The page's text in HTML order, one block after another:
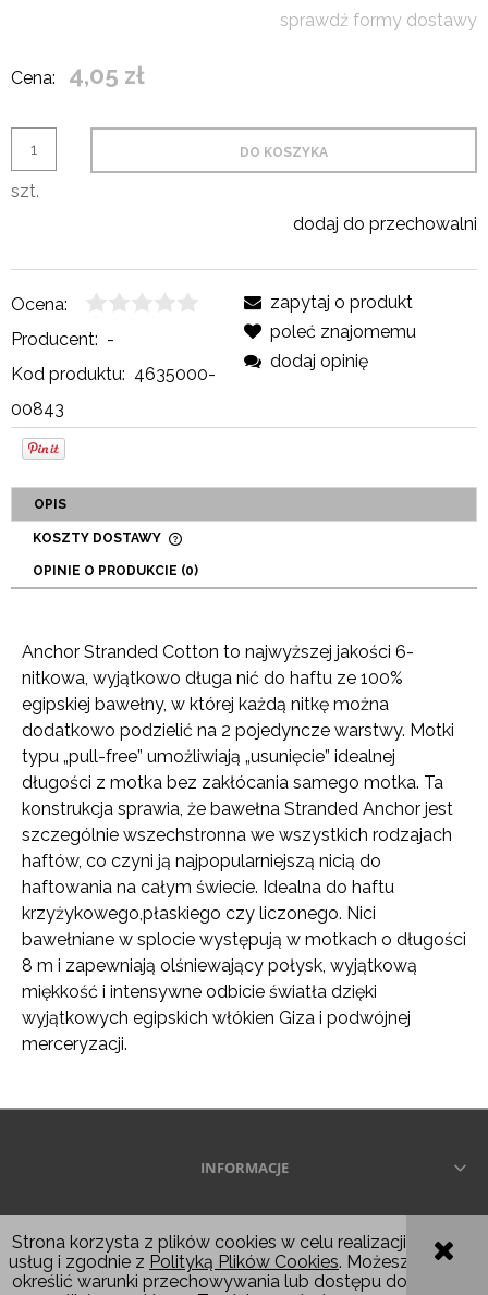
Strona korzysta z plików cookies w celu realizacji
usług i zgodnie z Polityką Plików Cookies. Możesz
określić warunki przechowywania lub dostępu do
sprawdź formy dostawy
Cena: 4,05 zł
szt.
DO KOSZYKA
dodaj do przechowalni
Ocena:
Producent: -
Kod produktu: 4635000-
00843
zapytaj o produkt
poleć znajomemu
dodaj opinię
OPIS
KOSZTY DOSTAWY
PŁATNOŚCI
OPINIE O PRODUKCIE (0)
Anchor Stranded Cotton to najwyższej jakości 6-
nitkowa, wyjątkowo długa nić do haftu ze 100%
egipskiej bawełny, w której każdą nitkę można
dodatkowo podzielić na 2 pojedyncze warstwy. Motki
typu „pull-free” umożliwiają „usunięcie” idealnej
długości z motka bez zakłócania samego motka. Ta
konstrukcja sprawia, że ​​bawełna Stranded Anchor jest
szczególnie wszechstronna we wszystkich rodzajach
haftów, co czyni ją najpopularniejszą nicią do
haftowania na całym świecie. Idealna do haftu
krzyżykowego,płaskiego czy liczonego. Nici
bawełniane w splocie występują w motkach o długości
8 m i zapewniają olśniewający połysk, wyjątkową
miękkość i intensywne odbicie światła dzięki
wyjątkowych egipskich włókien Giza i podwójnej
merceryzacji.
INFORMACJE
POKAŻ PEŁNĄ WERSJĘ STRONY